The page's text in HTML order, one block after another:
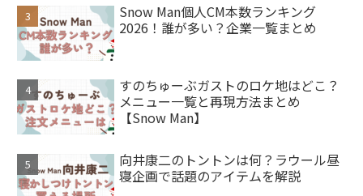
Snow Man個人CM本数ランキング
2026！誰が多い？企業一覧まとめ
すのちゅーぶガストのロケ地はどこ？
メニュー一覧と再現方法まとめ
【Snow Man】
向井康二のトントンは何？ラウール昼
寝企画で話題のアイテムを解説